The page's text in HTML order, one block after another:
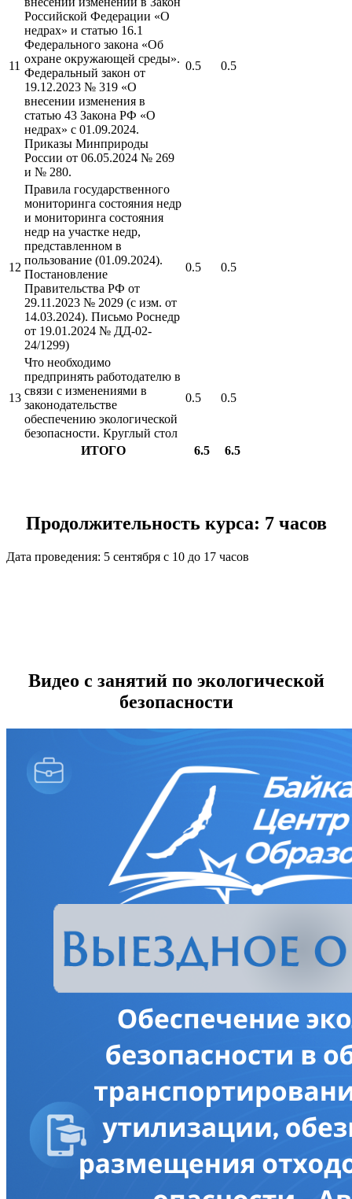
11
Российской Федерации «О
недрах» и статью 16.1
Федерального закона «Об
охране окружающей среды».
Федеральный закон от
19.12.2023 № 319 «О
внесении изменения в
статью 43 Закона РФ «О
недрах» с 01.09.2024.
Приказы Минприроды
России от 06.05.2024 № 269
и № 280.
0.5 0.5
12
Правила государственного
мониторинга состояния недр
и мониторинга состояния
недр на участке недр,
представленном в
пользование (01.09.2024).
Постановление
Правительства РФ от
29.11.2023 № 2029 (с изм. от
14.03.2024). Письмо Роснедр
от 19.01.2024 № ДД-02-
24/1299)
0.5 0.5
13
Что необходимо
предпринять работодателю в
связи с изменениями в
законодательстве
обеспечению экологической
безопасности. Круглый стол
0.5 0.5
ИТОГО 6.5 6.5
Продолжительность курса: 7 часов
Дата проведения: 5 сентября с 10 до 17 часов
Видео с занятий по экологической
безопасности